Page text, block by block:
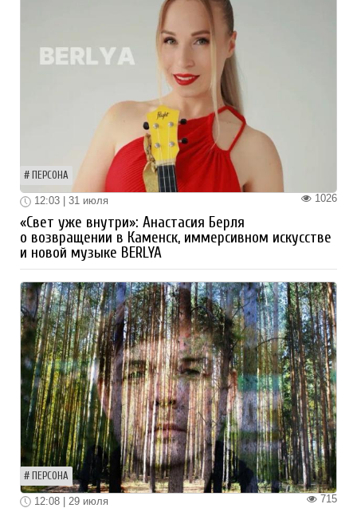
ПЕРСОНА
1026
12:03 | 31 июля
«Свет уже внутри»: Анастасия Берля
о возвращении в Каменск, иммерсивном искусстве
и новой музыке BERLYA
ПЕРСОНА
715
12:08 | 29 июля